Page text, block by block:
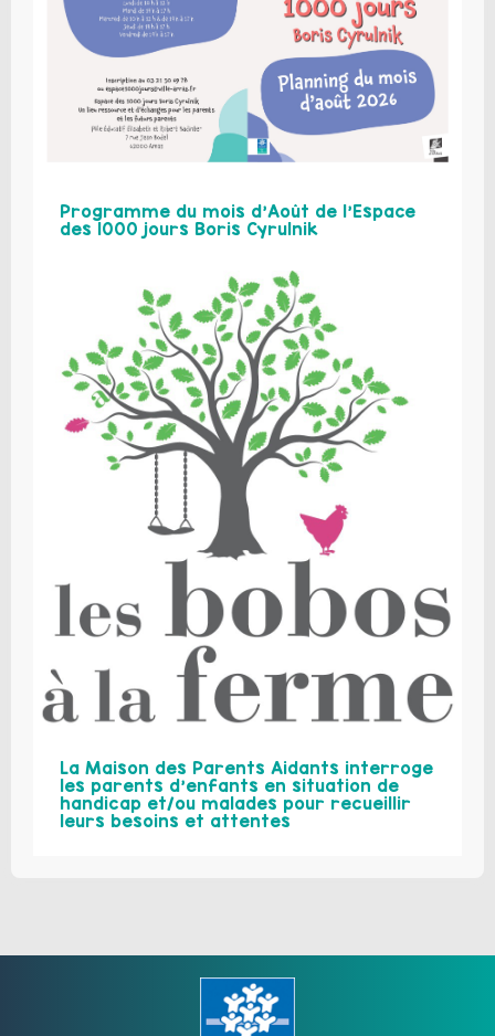
Programme du mois d’Août de l’Espace
des 1000 jours Boris Cyrulnik
La Maison des Parents Aidants interroge
les parents d’enfants en situation de
handicap et/ou malades pour recueillir
leurs besoins et attentes